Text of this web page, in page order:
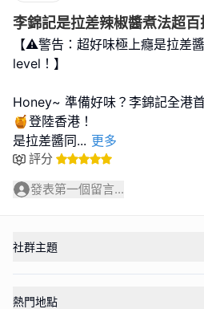
李錦記是拉差辣椒醬煮法超百
【⚠️警告：超好味極上癮是拉差
level！】
Honey~ 準備好味？李錦記全港
🍯登陸香港！
是拉差醬同... 更多
評分
發表第一個留言...
社群主題
熱門地點